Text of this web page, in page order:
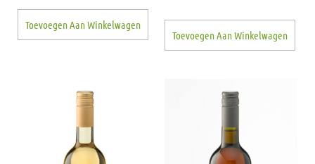
Toevoegen Aan Winkelwagen
Toevoegen Aan Winkelwagen